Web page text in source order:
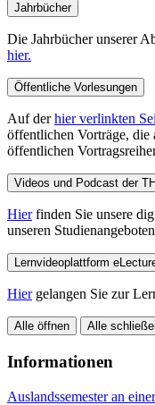
Jahrbücher
Die Jahrbücher unserer
hier.
Öffentliche Vorlesungen
Auf derhier verlinkten
öffentlichen Vorträge,
öffentlichen
Videos und Podcast der
Hierfinden Sie unsere
unseren Studienangeboten
Lernvideoplattform
Hiergelangen Sie zur
Alle öffnen Alle
Informationen
Auslandssemester an